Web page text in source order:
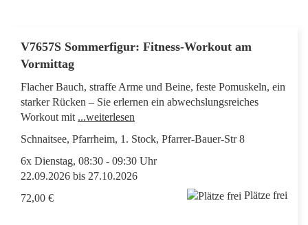
V7657S Sommerfigur: Fitness-Workout am
Vormittag
Flacher Bauch, straffe Arme und Beine, feste Pomuskeln, ein
starker Rücken – Sie erlernen ein abwechslungsreiches
Workout mit ...weiterlesen
Schnaitsee, Pfarrheim, 1. Stock, Pfarrer-Bauer-Str 8
6x Dienstag, 08:30 - 09:30 Uhr
22.09.2026 bis 27.10.2026
72,00 €
Plätze frei